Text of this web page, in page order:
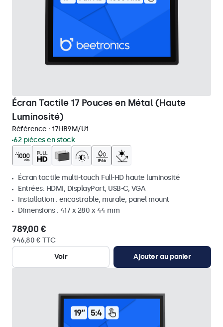
Écran Tactile 17 Pouces en Métal (Haute
Luminosité)
Référence : 17HB9M/U1
62 pièces en stock
Écran tactile multi-touch Full-HD haute luminosité
Entrées: HDMI, DisplayPort, USB-C, VGA
Installation : encastrable, murale, panel mount
Dimensions : 417 x 280 x 44 mm
789,00 €
946,80 € TTC
Voir
Ajouter au panier